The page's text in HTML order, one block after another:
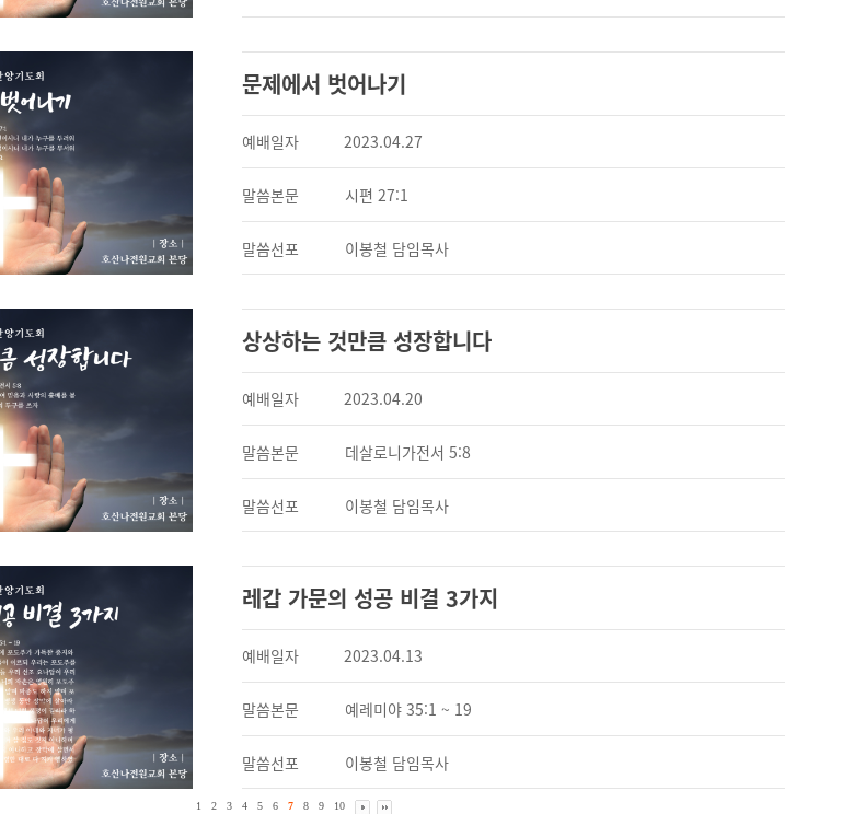
문제에서 벗어나기
예배일자 2023.04.27
말씀본문 시편 27:1
말씀선포 이봉철 담임목사
상상하는 것만큼 성장합니다
예배일자 2023.04.20
말씀본문 데살로니가전서 5:8
말씀선포 이봉철 담임목사
레갑 가문의 성공 비결 3가지
예배일자 2023.04.13
말씀본문 예레미야 35:1 ~ 19
말씀선포 이봉철 담임목사
1 2 3 4 5 6 7 8 9 10